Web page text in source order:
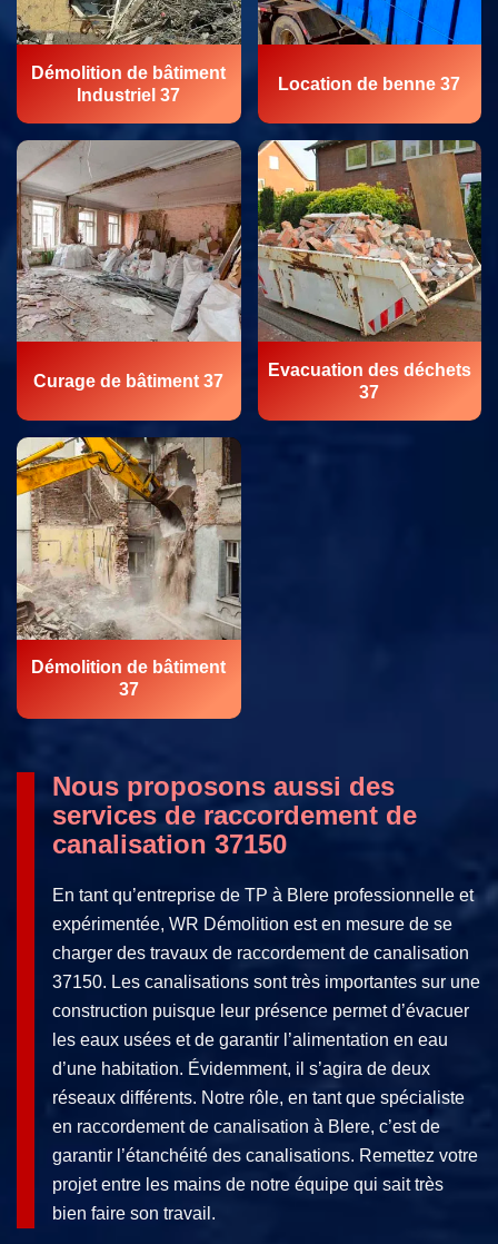
Démolition de bâtiment
Industriel 37
Location de benne 37
Curage de bâtiment 37
Evacuation des déchets
37
Démolition de bâtiment
37
Nous proposons aussi des
services de raccordement de
canalisation 37150
En tant qu’entreprise de TP à Blere professionnelle et
expérimentée, WR Démolition est en mesure de se
charger des travaux de raccordement de canalisation
37150. Les canalisations sont très importantes sur une
construction puisque leur présence permet d’évacuer
les eaux usées et de garantir l’alimentation en eau
d’une habitation. Évidemment, il s’agira de deux
réseaux différents. Notre rôle, en tant que spécialiste
en raccordement de canalisation à Blere, c’est de
garantir l’étanchéité des canalisations. Remettez votre
projet entre les mains de notre équipe qui sait très
bien faire son travail.